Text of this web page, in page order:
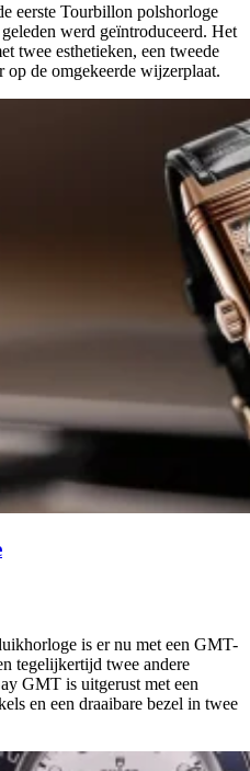
eerste Tourbillon polshorloge
werd geïntroduceerd. Het
twee esthetieken, een tweede
op de omgekeerde wijzerplaat.
is er nu met een GMT-
tegelijkertijd twee andere
GMT is uitgerust met een
en een draaibare bezel in twee